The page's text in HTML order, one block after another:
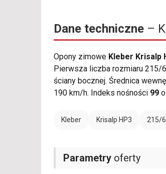
Dane techniczne –
Opony zimowe Kleber Krisalp
Pierwsza liczba rozmiaru 215/
ściany bocznej. Średnica
190 km/h. Indeks nośności 99
Kleber Krisalp HP3 215/
Parametry oferty